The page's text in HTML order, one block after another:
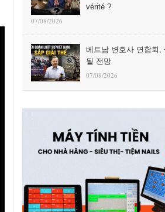
vérité ?
07/08/2026
베트남 변호사 연합회,
될 전망
07/08/2026